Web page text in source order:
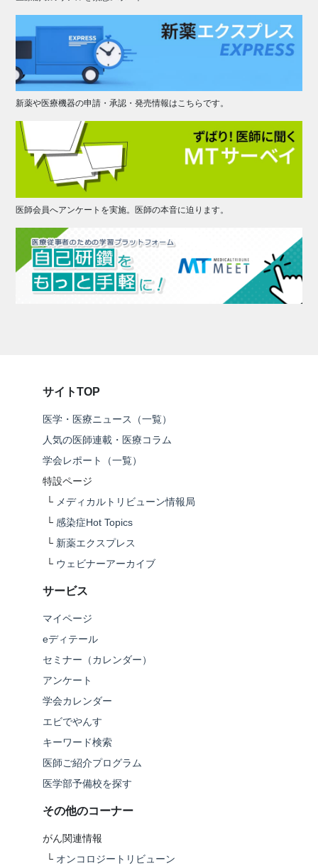
新薬や医療機器の申請・承認・発売情報はこちらです。
医師会員へアンケートを実施。医師の本音に迫ります。
サイトTOP
医学・医療ニュース（一覧）
人気の医師連載・医療コラム
学会レポート（一覧）
特設ページ
└ メディカルトリビューン情報局
└ 感染症Hot Topics
└ 新薬エクスプレス
└ ウェビナーアーカイブ
サービス
マイページ
eディテール
セミナー（カレンダー）
アンケート
学会カレンダー
エビでやんす
キーワード検索
医師ご紹介プログラム
医学部予備校を探す
その他のコーナー
がん関連情報
└ オンコロジートリビューン